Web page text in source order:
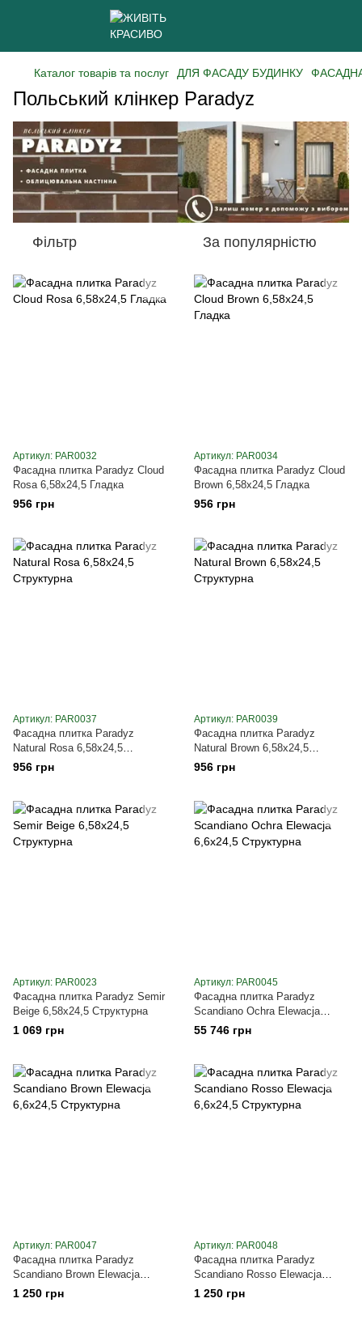
Каталог товарів та послуг ДЛЯ ФАСАДУ БУДИНКУ
Польський клінкер Paradyz
Фільтр За популярністю
Артикул: PAR0032
Фасадна плитка Paradyz Cloud
Rosa 6,58х24,5 Гладка
956 грн
Артикул: PAR0034
Фасадна плитка Paradyz Cloud
Brown 6,58х24,5 Гладка
956 грн
Артикул: PAR0037
Фасадна плитка Paradyz
Natural Rosa 6,58х24,5
Структурна
956 грн
Артикул: PAR0039
Фасадна плитка Paradyz
Natural Brown 6,58х24,5
Структурна
956 грн
Артикул: PAR0023
Фасадна плитка Paradyz Semir
Beige 6,58х24,5 Cтруктурна
1 069 грн
Артикул: PAR0045
Фасадна плитка Paradyz
Scandiano Ochra Elewacja
6,6х24,5 Структурна
55 746 грн
Артикул: PAR0047
Фасадна плитка Paradyz
Scandiano Brown Elewacja
6,6х24,5 Структурна
1 250 грн
Артикул: PAR0048
Фасадна плитка Paradyz
Scandiano Rosso Elewacja
6,6х24,5 Структурна
1 250 грн